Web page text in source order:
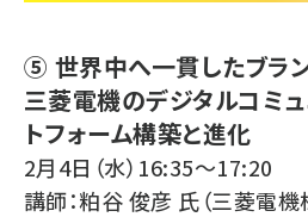
⑤ 世界中へ一貫したブラ
三菱電機のデジタルコミ
トフォーム構築と進化
2月4日（水）16:35～17:20
講師：粕谷 俊彦 氏（三菱電機